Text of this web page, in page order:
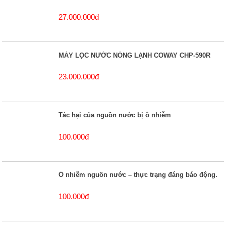
27.000.000đ
MÁY LỌC NƯỚC NÓNG LẠNH COWAY CHP-590R
23.000.000đ
Tác hại của nguồn nước bị ô nhiễm
100.000đ
Ô nhiễm nguồn nước – thực trạng đáng báo động.
100.000đ